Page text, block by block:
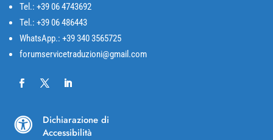
Tel.: +39 06 4743692
Tel.: +39 06 486443
WhatsApp.: +39 340 3565725
forumservicetraduzioni@gmail.com

Dichiarazione di
Accessibilità